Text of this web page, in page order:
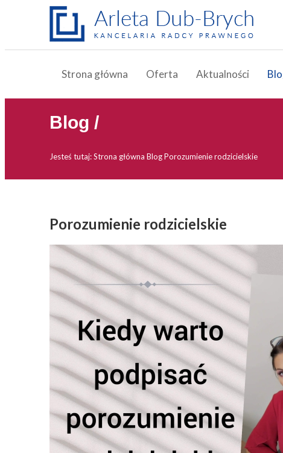
Strona główna Oferta Aktualności
Blog /
Jesteś tutaj:Strona główna BlogPorozumienie rodzicielskie
Porozumienie rodzicielskie